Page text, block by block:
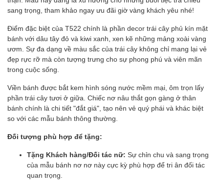
sang trọng, tham khảo ngay ưu đãi giờ vàng khách yêu nhé!
Điểm đặc biệt của T522 chính là phần decor trái cây phủ kín mặt
bánh với dâu tây đỏ và kiwi xanh, xen kẽ những mảng xoài vàng
ươm. Sự đa dạng về màu sắc của trái cây không chỉ mang lại vẻ
đẹp rực rỡ mà còn tượng trưng cho sự phong phú và viên mãn
trong cuộc sống.
Viền bánh được bắt kem hình sóng nước mềm mại, ôm trọn lấy
phần trái cây tươi ở giữa. Chiếc nơ nâu thắt gọn gàng ở thân
bánh chính là chi tiết "đắt giá", tạo nên vẻ quý phái và khác biệt
so với các mẫu bánh thông thường.
Đối tượng phù hợp để tặng:
Tặng Khách hàng/Đối tác nữ: Sự chỉn chu và sang trọng
của mẫu bánh nơ nơ này cực kỳ phù hợp để tri ân đối tác
quan trọng.